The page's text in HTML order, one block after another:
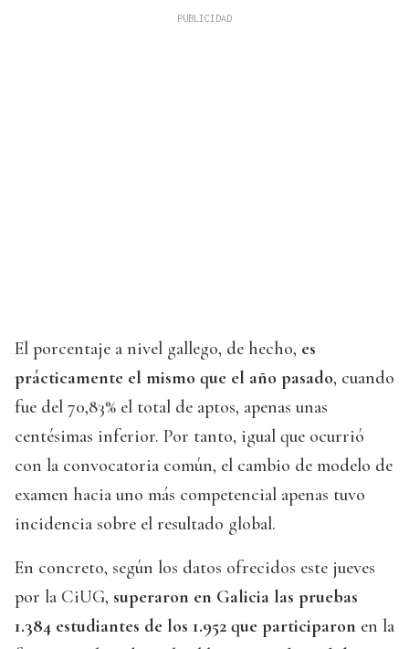
El porcentaje a nivel gallego, de hecho, es
prácticamente el mismo que el año pasado, cuando
fue del 70,83% el total de aptos, apenas unas
centésimas inferior. Por tanto, igual que ocurrió
con la convocatoria común, el cambio de modelo de
examen hacia uno más competencial apenas tuvo
incidencia sobre el resultado global.
En concreto, según los datos ofrecidos este jueves
por la CiUG, superaron en Galicia las pruebas
1.384 estudiantes de los 1.952 que participaron en la